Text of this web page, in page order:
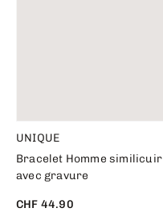
UNIQUE
Bracelet Homme similicuir
avec gravure
CHF 44.90